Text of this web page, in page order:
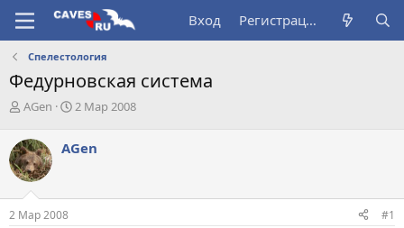
Вход Регистрация
Спелестология
Федурновская система
А
т
о
р
т
е
м
AGen
Д
а
ч
2 Мар 2008
AGen
2 Мар 2008 #1